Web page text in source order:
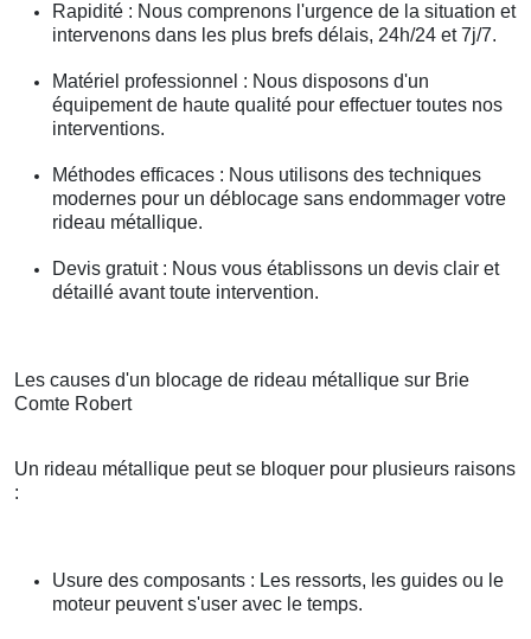
Rapidité : Nous comprenons l'urgence de la situation et
intervenons dans les plus brefs délais, 24h/24 et 7j/7.
Matériel professionnel : Nous disposons d'un
équipement de haute qualité pour effectuer toutes nos
interventions.
Méthodes efficaces : Nous utilisons des techniques
modernes pour un déblocage sans endommager votre
rideau métallique.
Devis gratuit : Nous vous établissons un devis clair et
détaillé avant toute intervention.
Les causes d'un blocage de rideau métallique sur Brie
Comte Robert
Un rideau métallique peut se bloquer pour plusieurs raisons
:
Usure des composants : Les ressorts, les guides ou le
moteur peuvent s'user avec le temps.